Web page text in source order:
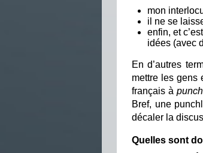
mon
il ne se
enfin, et
idées (avec
En d’autres
mettre les gens
français à
Bref, une
décaler la
Quelles sont